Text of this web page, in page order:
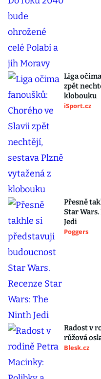
Liga
zpět
klobouku
iSport.cz
Přesně
Star
Jedi
Poggers
Radost v
růžová
Blesk.cz